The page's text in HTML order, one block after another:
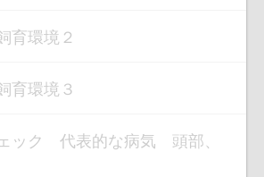
育環境２
育環境３
ック 代表的な病気 頭部、